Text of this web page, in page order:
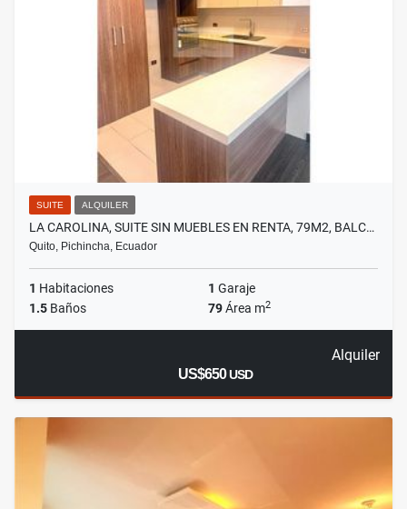
SUITE ALQUILER
LA CAROLINA, SUITE SIN MUEBLES EN RENTA, 79M2, BALC…
Quito, Pichincha, Ecuador
1 Habitaciones 1 Garaje
1.5 Baños 79Área m2
Alquiler
US$650USD